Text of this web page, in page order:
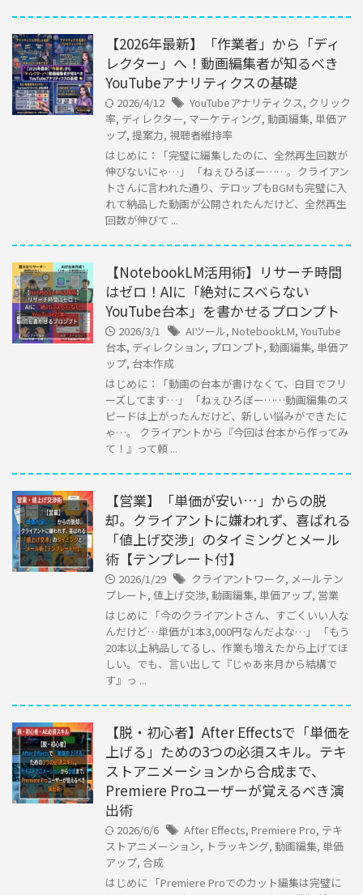
【2026年最新】「作業者」から「ディ
レクター」へ！動画編集者が知るべき
YouTubeアナリティクスの基礎
2026/4/12 YouTubeアナリティクス, クリック
率, ディレクター, マーケティング, 動画編集, 単価ア
ップ, 提案力, 視聴者維持率
はじめに：「完璧に編集したのに、全然再生回数が
伸びないにゃ…」 「ねぇひろぼー……。クライアン
トさんに言われた通り、テロップもBGMも完璧に入
れて納品した動画が公開されたんだけど、全然再生
回数が伸びて ...
【NotebookLM活用術】リサーチ時間
はゼロ！AIに「絶対にスベらない
YouTube台本」を書かせるプロンプト
2026/3/1 AIツール, NotebookLM, YouTube
台本, ディレクション, プロンプト, 動画編集, 単価ア
ップ, 台本作成
はじめに：「動画の台本が書けなくて、白目でフリ
ーズしてます…」 「ねぇひろぼー……動画編集のス
ピードは上がったんだけど、新しい悩みができたに
ゃ…。 クライアントから『今回は台本から作ってみ
て！』って頼 ...
【営業】「単価が安い…」からの脱
却。クライアントに嫌われず、喜ばれる
「値上げ交渉」のタイミングとメール
術【テンプレート付】
2026/1/29 クライアントワーク, メールテン
プレート, 値上げ交渉, 動画編集, 単価アップ, 営業
はじめに 「今のクライアントさん、すごくいい人な
んだけど…単価が1本3,000円なんだよな…」 「もう
20本以上納品してるし、作業も増えたから上げてほ
しい。でも、言い出して『じゃあ来月から結構で
す』っ ...
【脱・初心者】After Effectsで「単価を
上げる」ための3つの必須スキル。テキ
ストアニメーションから合成まで、
Premiere Proユーザーが覚えるべき演
出術
2026/6/6 After Effects, Premiere Pro, テキ
ストアニメーション, トラッキング, 動画編集, 単価
アップ, 合成
はじめに 「Premiere Proでのカット編集は完璧に